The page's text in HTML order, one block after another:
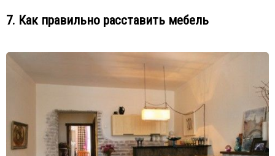
7. Как правильно расставить мебель